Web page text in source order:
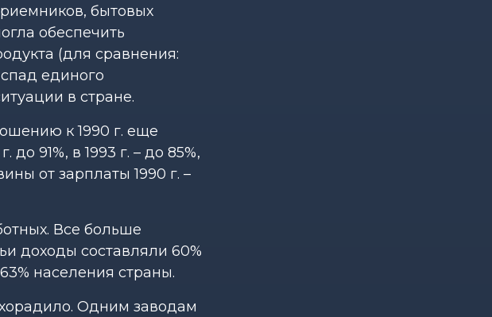
бытовых
обеспечить
(для сравнения:
единого
в стране.
к 1990 г. еще
91%, в 1993 г. – до 85%,
от зарплаты 1990 г. –
Все больше
доходы составляли 60%
населения страны.
Одним заводам